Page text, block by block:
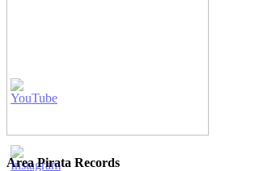
Area Pirata Records